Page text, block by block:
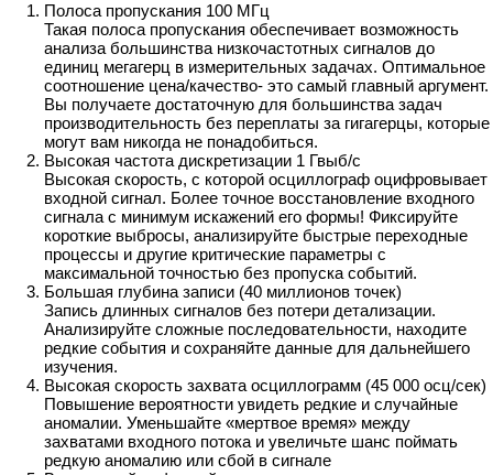
Полоса пропускания 100 МГц
Такая полоса пропускания обеспечивает возможность
анализа большинства низкочастотных сигналов до
единиц мегагерц в измерительных задачах. Оптимальное
соотношение цена/качество- это самый главный аргумент.
Вы получаете достаточную для большинства задач
производительность без переплаты за гигагерцы, которые
могут вам никогда не понадобиться.
Высокая частота дискретизации 1 Гвыб/с
Высокая скорость, с которой осциллограф оцифровывает
входной сигнал. Более точное восстановление входного
сигнала с минимум искажений его формы! Фиксируйте
короткие выбросы, анализируйте быстрые переходные
процессы и другие критические параметры с
максимальной точностью без пропуска событий.
Большая глубина записи (40 миллионов точек)
Запись длинных сигналов без потери детализации.
Анализируйте сложные последовательности, находите
редкие события и сохраняйте данные для дальнейшего
изучения.
Высокая скорость захвата осциллограмм (45 000 осц/сек)
Повышение вероятности увидеть редкие и случайные
аномалии. Уменьшайте «мертвое время» между
захватами входного потока и увеличьте шанс поймать
редкую аномалию или сбой в сигнале